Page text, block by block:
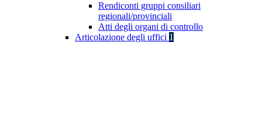
Rendiconti gruppi consiliari
regionali/provinciali
Atti degli organi di controllo
Articolazione degli uffici 1